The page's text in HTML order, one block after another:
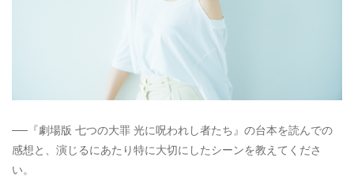
──『劇場版 七つの大罪 光に呪われし者たち』の台本を読んでの
感想と、演じるにあたり特に大切にしたシーンを教えてくださ
い。